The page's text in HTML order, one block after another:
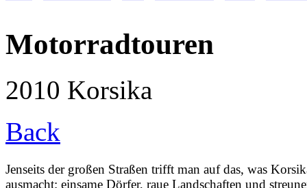
Motorradtouren
2010 Korsika
Back
Jenseits der großen Straßen trifft man auf das, was
ausmacht: einsame Dörfer, raue Landschaften und